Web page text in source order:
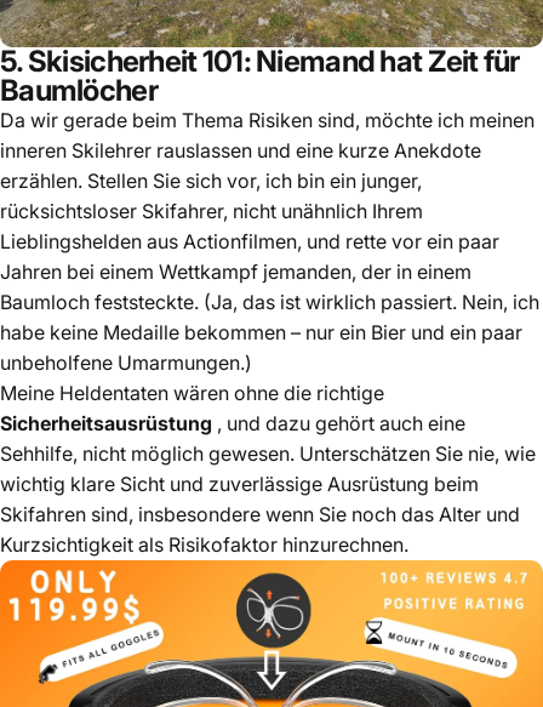
5. Skisicherheit 101: Niemand hat Zeit für
Baumlöcher
Da wir gerade beim Thema Risiken sind, möchte ich meinen
inneren Skilehrer rauslassen und eine kurze Anekdote
erzählen. Stellen Sie sich vor, ich bin ein junger,
rücksichtsloser Skifahrer, nicht unähnlich Ihrem
Lieblingshelden aus Actionfilmen, und rette vor ein paar
Jahren bei einem Wettkampf jemanden, der in einem
Baumloch feststeckte. (Ja, das ist wirklich passiert. Nein, ich
habe keine Medaille bekommen – nur ein Bier und ein paar
unbeholfene Umarmungen.)
Meine Heldentaten wären ohne die richtige
Sicherheitsausrüstung , und dazu gehört auch eine
Sehhilfe, nicht möglich gewesen. Unterschätzen Sie nie, wie
wichtig klare Sicht und zuverlässige Ausrüstung beim
Skifahren sind, insbesondere wenn Sie noch das Alter und
Kurzsichtigkeit als Risikofaktor hinzurechnen.